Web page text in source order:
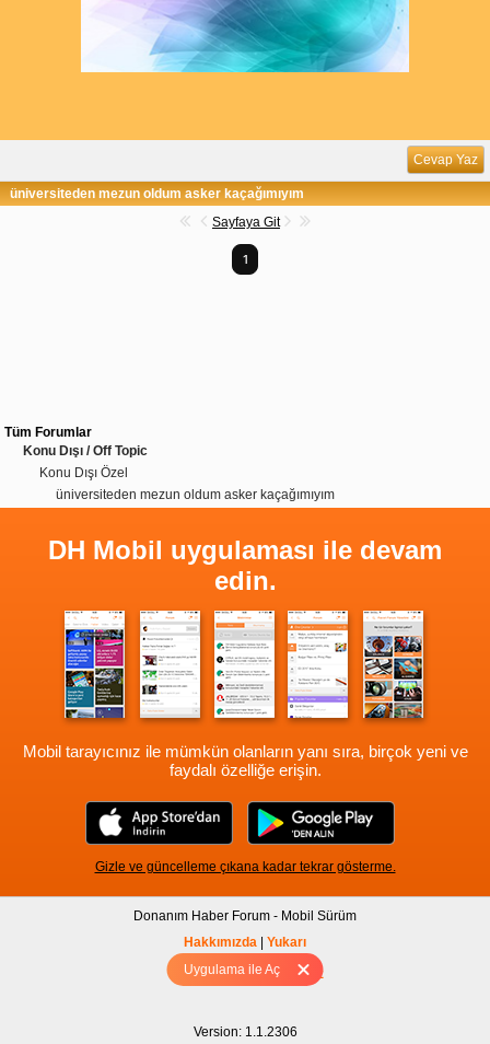
Uygulama ile Aç
Cevap Yaz
üniversiteden mezun oldum asker kaçağımıyım
Sayfaya Git
1
Tüm Forumlar
Konu Dışı / Off Topic
Konu Dışı Özel
üniversiteden mezun oldum asker kaçağımıyım
DH Mobil uygulaması ile devam
edin.
Mobil tarayıcınız ile mümkün olanların yanı sıra, birçok yeni ve
faydalı özelliğe erişin.
Gizle ve güncelleme çıkana kadar tekrar gösterme.
Donanım Haber Forum - Mobil Sürüm
Hakkımızda | Yukarı
Tam sürüm için Tıklayınız
Version: 1.1.2306